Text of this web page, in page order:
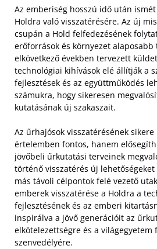
Az emberiség hosszú idő után
Holdra való visszatérésére. Az új
csupán a Hold felfedezésének
erőforrások és környezet alaposabb
elkövetkező években tervezett
technológiai kihívások elé állítják a
fejlesztések és az együttműködés
számukra, hogy sikeresen
kutatásának új szakaszait.
Az űrhajósok visszatérésének
értelemben fontos, hanem
jövőbeli űrkutatási terveinek
történő visszatérés új
más távoli célpontok felé vezető
emberek visszatérése a Holdra a
fejlesztésének és az emberi
inspirálva a jövő generációit az
elkötelezettségre és a világegyetem
szenvedélyére.